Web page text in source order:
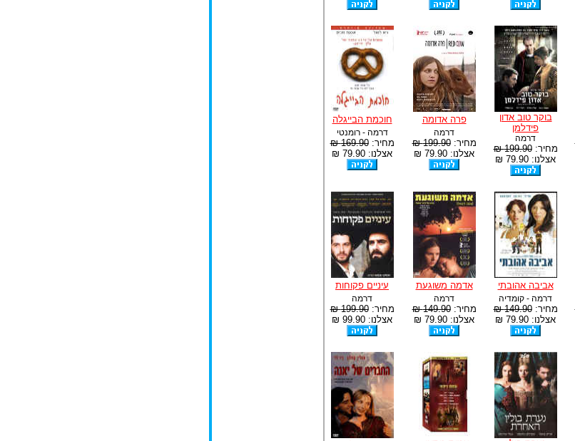
בוקר טוב אדון
פידלמן
דרמה
מחיר:199.90 ₪
אצלנו: 79.90 ₪
פרה אדומה
דרמה
מחיר:199.90 ₪
אצלנו: 79.90 ₪
חוכמת הבייגלה
דרמה - רומנטי
מחיר:169.90 ₪
אצלנו: 79.90 ₪
אביבה אהובתי
דרמה - קומדיה
מחיר:149.90 ₪
אצלנו: 79.90 ₪
אדמה משוגעת
דרמה
מחיר:149.90 ₪
אצלנו: 79.90 ₪
עיניים פקוחות
דרמה
מחיר:199.90 ₪
אצלנו: 99.90 ₪